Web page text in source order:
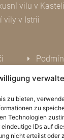
zu bieten,
zu
Technologien
IDs auf
nicht erteilst oder
vilu v
vily v Istrii
Kontakt